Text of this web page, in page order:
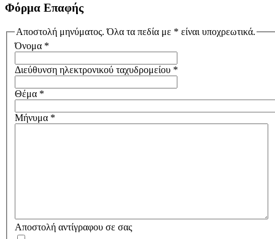
Φόρμα Επαφής
Αποστολή μηνύματος. Όλα τα πεδία με * είναι υποχρεωτικά.
Όνομα *
Διεύθυνση ηλεκτρονικού ταχυδρομείου *
Θέμα *
Μήνυμα *
Αποστολή αντίγραφου σε σας